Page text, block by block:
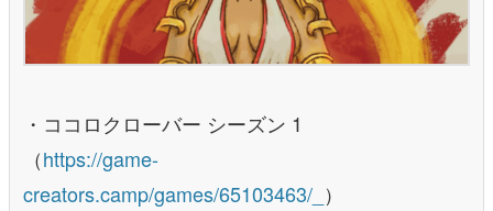
・ココロクローバー シーズン 1
（https://game-
creators.camp/games/65103463/_ ）